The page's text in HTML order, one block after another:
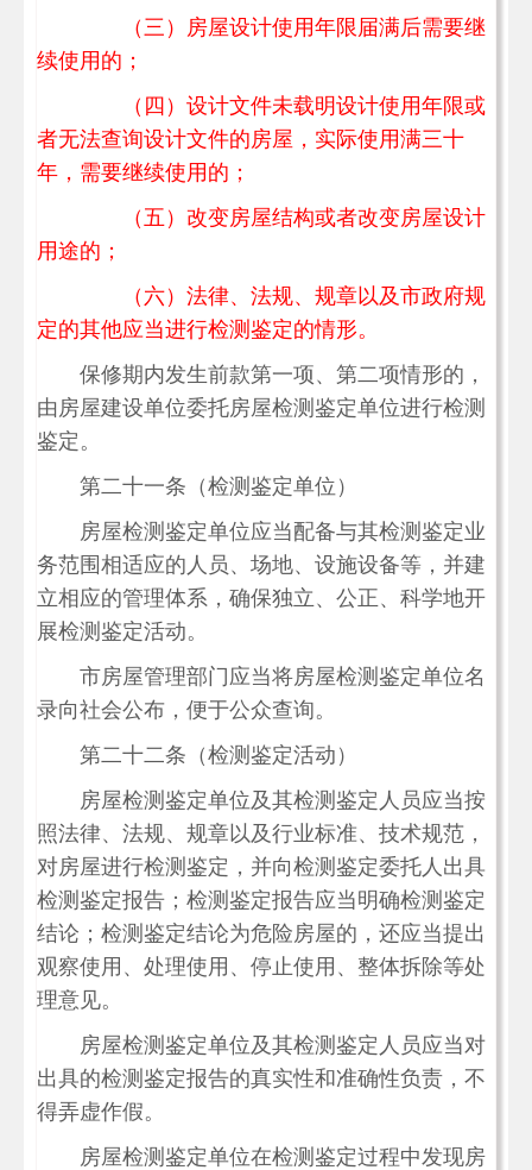
（三）房屋设计使用年限届满后需要继
续使用的；
（四）设计文件未载明设计使用年限或
者无法查询设计文件的房屋，实际使用满三十
年，需要继续使用的；
（五）改变房屋结构或者改变房屋设计
用途的；
（六）法律、法规、规章以及市政府规
定的其他应当进行检测鉴定的情形。
保修期内发生前款第一项、第二项情形的，
由房屋建设单位委托房屋检测鉴定单位进行检测
鉴定。
第二十一条（检测鉴定单位）
房屋检测鉴定单位应当配备与其检测鉴定业
务范围相适应的人员、场地、设施设备等，并建
立相应的管理体系，确保独立、公正、科学地开
展检测鉴定活动。
市房屋管理部门应当将房屋检测鉴定单位名
录向社会公布，便于公众查询。
第二十二条（检测鉴定活动）
房屋检测鉴定单位及其检测鉴定人员应当按
照法律、法规、规章以及行业标准、技术规范，
对房屋进行检测鉴定，并向检测鉴定委托人出具
检测鉴定报告；检测鉴定报告应当明确检测鉴定
结论；检测鉴定结论为危险房屋的，还应当提出
观察使用、处理使用、停止使用、整体拆除等处
理意见。
房屋检测鉴定单位及其检测鉴定人员应当对
出具的检测鉴定报告的真实性和准确性负责，不
得弄虚作假。
房屋检测鉴定单位在检测鉴定过程中发现房